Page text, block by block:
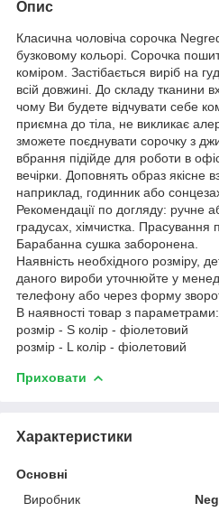
Опис
Класична чоловіча сорочка
бузковому кольорі. Сорочка
коміром. Застібається виріб на
всій довжині. До складу тканини
чому Ви будете відчувати себе
приємна до тіла, не викликає
зможете поєднувати сорочку з
вбрання підійде для роботи в
вечірки. Доповнять образ якісне
наприклад, годинник або
Рекомендації по догляду:
градусах, хімчистка. Прасування
Барабанна сушка заборонена.
Наявність необхідного розміру,
даного вироби уточнюйте у
телефону або через форму
В наявності товар з параметрами:
розмір - S колір - фіолетовий
розмір - L колір - фіолетовий
Приховати
Характеристики
Основні
Виробник